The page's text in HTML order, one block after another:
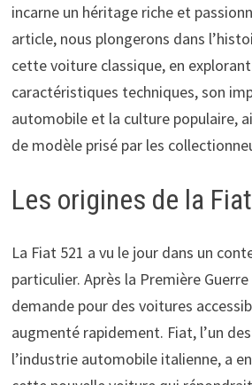
incarne un héritage riche et
article, nous plongerons dans
cette voiture classique, en
caractéristiques techniques, son
automobile et la culture populaire,
de modèle prisé par les
Les origines de la
La Fiat 521 a vu le jour dans un
particulier. Après la Première
demande pour des voitures
augmenté rapidement. Fiat, l’un
l’industrie automobile italienne, a